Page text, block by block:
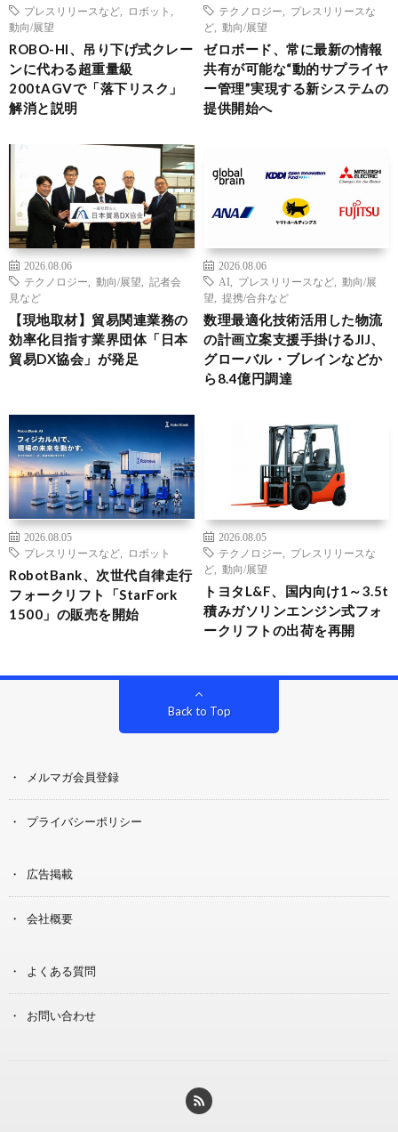
プレスリリースなど
ロボット
動向/展望
ROBO-HI、吊り下げ式クレー
ンに代わる超重量級
200tAGVで「落下リスク」
解消と説明
テクノロジー
プレスリリースな
ど
動向/展望
ゼロボード、常に最新の情報
共有が可能な“動的サプライヤ
ー管理”実現する新システムの
提供開始へ
2026.08.06
テクノロジー
動向/展望
記者会
見など
【現地取材】貿易関連業務の
効率化目指す業界団体「日本
貿易DX協会」が発足
2026.08.06
AI
プレスリリースなど
動向/展
望
提携/合弁など
数理最適化技術活用した物流
の計画立案支援手掛けるJIJ、
グローバル・ブレインなどか
ら8.4億円調達
2026.08.05
プレスリリースなど
ロボット
RobotBank、次世代自律走行
フォークリフト「StarFork
1500」の販売を開始
2026.08.05
テクノロジー
プレスリリースな
ど
動向/展望
トヨタL&F、国内向け1～3.5t
積みガソリンエンジン式フォ
ークリフトの出荷を再開
Back to Top
メルマガ会員登録
プライバシーポリシー
広告掲載
会社概要
よくある質問
お問い合わせ